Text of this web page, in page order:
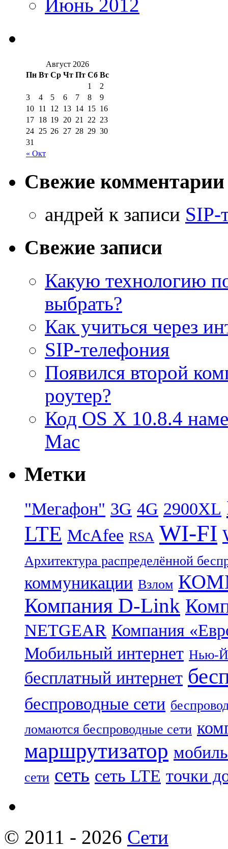
Июнь 2012
Август 2026
Пн Вт Ср Чт Пт Сб Вс
« Окт
1
2
3
4 5 6 7 8
9
10 11 12 13 14 15 16
17 18 19 20 21 22 23
24 25 26 27 28 29 30
31
Свежие комментарии
aндрей к записи SIP-
Свежие записи
Какую технологию
выбрать?
Как учиться через
SIP-телефония
Появился второй
роутер?
Код OS X 10.8.4
Mac
Метки
"Мегафон" 3G 4G 2900XL
LTE McAfee RSA WI-FI
Архитектура распределённой
коммуникации Взлом
Компания D-Link
NETGEAR Компания
Мобильный интернет Нью-
бесплатный интернет
беспроводные сети
ломаются беспроводные сети
маршрутизатор
сети сеть сеть LTE точки
© 2011 - 2026 Сети